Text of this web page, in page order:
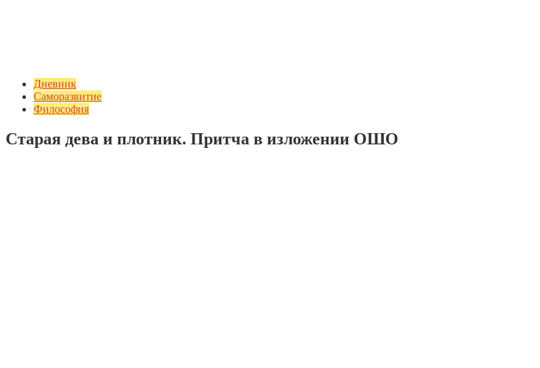
Дневник
Саморазвитие
Философия
Старая дева и плотник. Притча в изложении ОШО